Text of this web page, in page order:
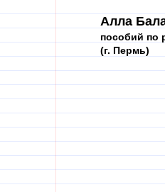
Алла
пособий по
(г. Пермь)